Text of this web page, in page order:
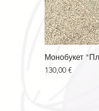
Монобукет
Цена
130,00 €